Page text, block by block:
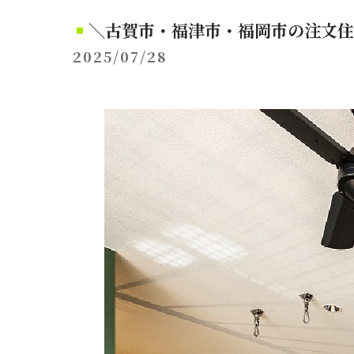
＼古賀市・福津市・福岡市の注文
2025/07/28